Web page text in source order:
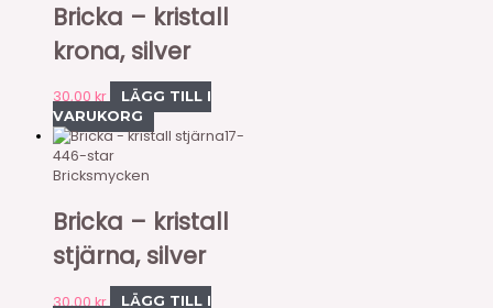
Bricka – kristall
krona, silver
30,00 kr
LÄGG TILL I
VARUKORG
17-
446-star
Bricksmycken
Bricka – kristall
stjärna, silver
30,00kr
LÄGG TILL I